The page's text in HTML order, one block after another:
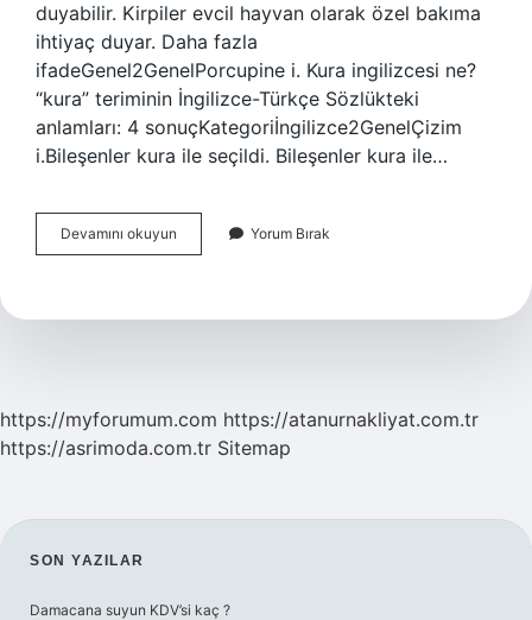
duyabilir. Kirpiler evcil hayvan olarak özel bakıma
ihtiyaç duyar. Daha fazla
ifadeGenel2GenelPorcupine i. Kura ingilizcesi ne?
“kura” teriminin İngilizce-Türkçe Sözlükteki
anlamları: 4 sonuçKategoriİngilizce2GenelÇizim
i.Bileşenler kura ile seçildi. Bileşenler kura ile…
Devamını okuyun Kurbağacık
Ingilizcesi
Yorum Bırak
https://myforumum.com https://atanurnakliyat.com.tr
https://asrimoda.com.tr Sitemap
SIDEBAR
SON YAZILAR
Damacana suyun KDV’si kaç ?